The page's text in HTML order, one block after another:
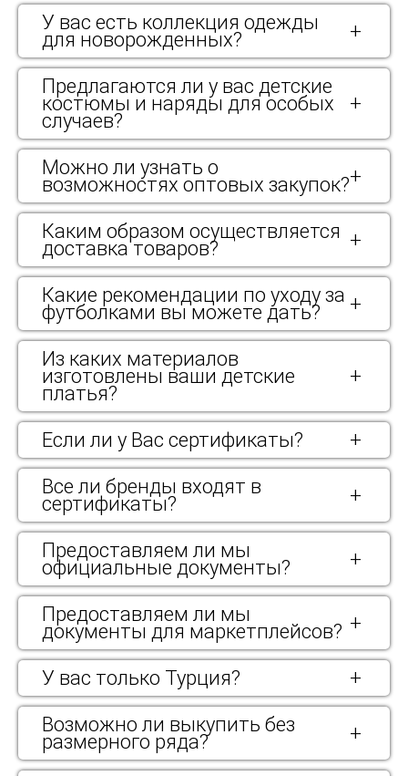
У вас есть коллекция одежды
для новорожденных? +
Предлагаются ли у вас детские
костюмы и наряды для особых
случаев?
+
Можно ли узнать о
возможностях оптовых закупок?+
Каким образом осуществляется
доставка товаров? +
Какие рекомендации по уходу за
футболками вы можете дать? +
Из каких материалов
изготовлены ваши детские
платья?
+
Если ли у Вас сертификаты? +
Все ли бренды входят в
сертификаты? +
Предоставляем ли мы
официальные документы? +
Предоставляем ли мы
документы для маркетплейсов? +
У вас только Турция? +
Возможно ли выкупить без
размерного ряда? +